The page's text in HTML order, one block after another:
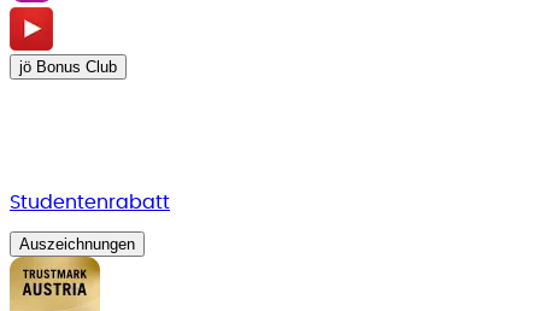
jö Bonus Club
Studentenrabatt
Auszeichnungen